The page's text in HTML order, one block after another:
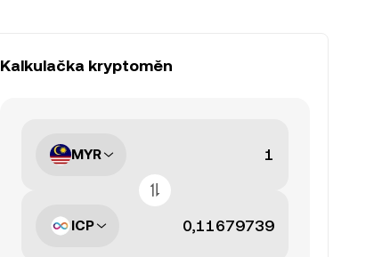
Kalkulačka kryptoměn
MYR
ICP